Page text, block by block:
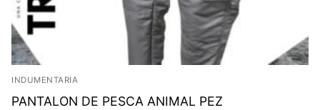
INDUMENTARIA
PANTALON DE PESCA ANIMAL PEZ